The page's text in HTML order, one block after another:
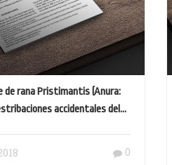
de rana Pristimantis (Anura:
accidentales del
0